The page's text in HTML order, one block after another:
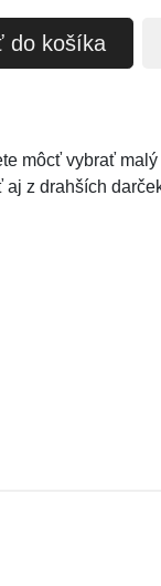
do košíka
môcť vybrať
z drahších